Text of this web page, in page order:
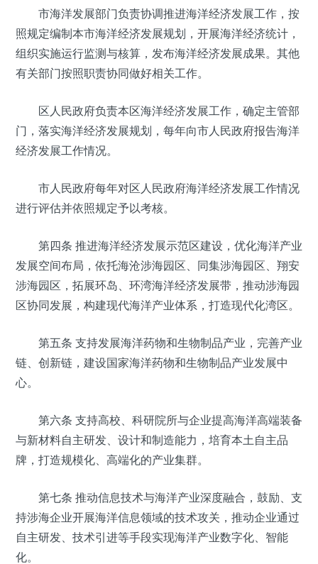
市海洋发展部门负责协调推进海洋经济发展工作，按
照规定编制本市海洋经济发展规划，开展海洋经济统计，
组织实施运行监测与核算，发布海洋经济发展成果。其他
有关部门按照职责协同做好相关工作。
区人民政府负责本区海洋经济发展工作，确定主管部
门，落实海洋经济发展规划，每年向市人民政府报告海洋
经济发展工作情况。
市人民政府每年对区人民政府海洋经济发展工作情况
进行评估并依照规定予以考核。
第四条 推进海洋经济发展示范区建设，优化海洋产业
发展空间布局，依托海沧涉海园区、同集涉海园区、翔安
涉海园区，拓展环岛、环湾海洋经济发展带，推动涉海园
区协同发展，构建现代海洋产业体系，打造现代化湾区。
第五条 支持发展海洋药物和生物制品产业，完善产业
链、创新链，建设国家海洋药物和生物制品产业发展中
心。
第六条 支持高校、科研院所与企业提高海洋高端装备
与新材料自主研发、设计和制造能力，培育本土自主品
牌，打造规模化、高端化的产业集群。
第七条 推动信息技术与海洋产业深度融合，鼓励、支
持涉海企业开展海洋信息领域的技术攻关，推动企业通过
自主研发、技术引进等手段实现海洋产业数字化、智能
化。